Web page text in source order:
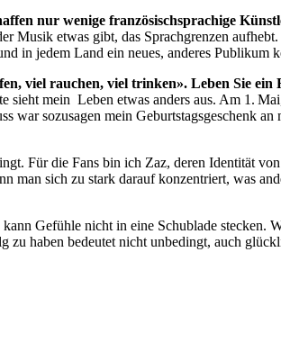
nur wenige französischsprachige
Musik etwas gibt, das Sprachgrenzen
in jedem Land ein neues, anderes Publikum
viel rauchen, viel trinken». Leben Sie ein
mein ­ Leben etwas anders aus. Am 1.
war sozusagen mein Geburtstagsgeschenk an
Für die Fans bin ich Zaz, deren Identität
man sich zu stark darauf konzentriert, was
Gefühle nicht in eine Schublade
zu haben bedeutet nicht unbedingt, auch